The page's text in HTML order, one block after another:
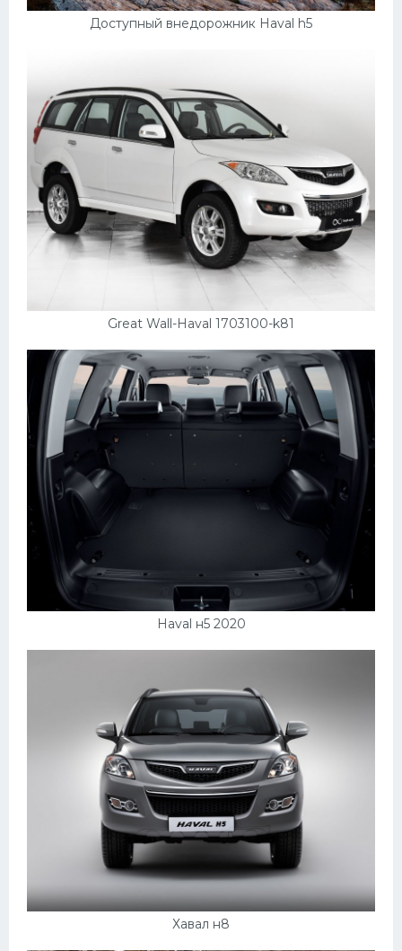
Доступный внедорожник Haval h5
Great Wall-Haval 1703100-k81
Haval н5 2020
Хавал н8